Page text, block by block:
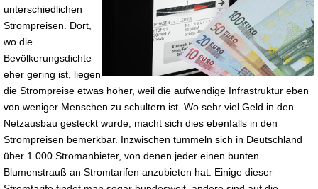
unterschiedlichen
Strompreisen. Dort,
wo die
Bevölkerungsdichte
eher gering ist, liegen
die Strompreise etwas höher, weil die aufwendige Infrastruktur eben
von weniger Menschen zu schultern ist. Wo sehr viel Geld in den
Netzausbau gesteckt wurde, macht sich dies ebenfalls in den
Strompreisen bemerkbar. Inzwischen tummeln sich in Deutschland
über 1.000 Stromanbieter, von denen jeder einen bunten
Blumenstrauß an Stromtarifen anzubieten hat. Einige dieser